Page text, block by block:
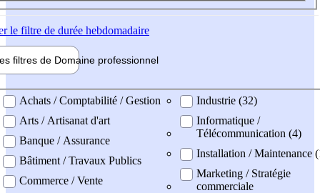
le filtre de durée hebdomadaire
filtres de Domaine professionnel
professionel
Achats / Comptabilité / Gestion
Arts / Artisanat d'art
Banque / Assurance
Bâtiment / Travaux Publics
Commerce / Vente
Industrie (32)
Informatique /
Télécommunication (4)
Installation / Maintenance
Marketing / Stratégie
commerciale